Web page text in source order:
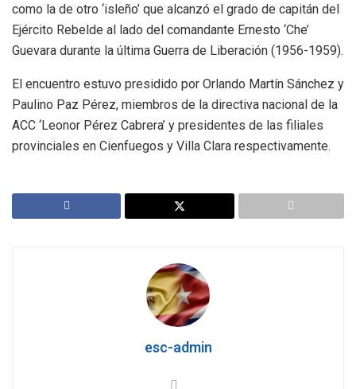
como la de otro ‘isleño’ que alcanzó el grado de capitán del
Ejército Rebelde al lado del comandante Ernesto ‘Che’
Guevara durante la última Guerra de Liberación (1956-1959).
El encuentro estuvo presidido por Orlando Martín Sánchez y
Paulino Paz Pérez, miembros de la directiva nacional de la
ACC ‘Leonor Pérez Cabrera’ y presidentes de las filiales
provinciales en Cienfuegos y Villa Clara respectivamente.
esc-admin